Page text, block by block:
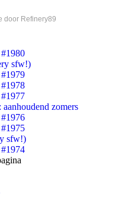
door Refinery89
sfw!)
zomers
sfw!)